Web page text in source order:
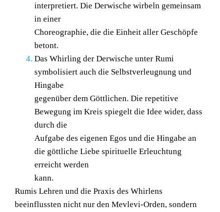
interpretiert. Die Derwische wirbeln gemeinsam
in einer
Choreographie, die die Einheit aller Geschöpfe
betont.
Das Whirling der Derwische unter Rumi
symbolisiert auch die Selbstverleugnung und
Hingabe
gegenüber dem Göttlichen. Die repetitive
Bewegung im Kreis spiegelt die Idee wider, dass
durch die
Aufgabe des eigenen Egos und die Hingabe an
die göttliche Liebe spirituelle Erleuchtung
erreicht werden
kann.
Rumis Lehren und die Praxis des Whirlens
beeinflussten nicht nur den Mevlevi-Orden, sondern